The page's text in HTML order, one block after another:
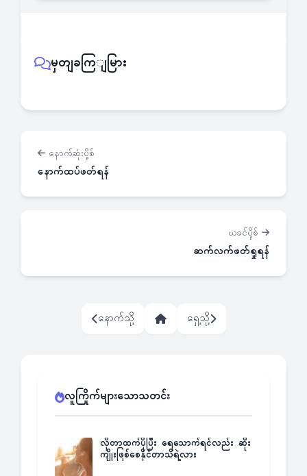
မှတျခကြျမြား
နောက်ဆုံးပို့စ်
နောက်ထပ်ဖတ်ရန်
ယခင်ပို့စ်
ဆက်လက်ဖတ်ရှုရန်
နောက်သို့ ရှေ့သို့
လူကြိုက်များသောသတင်း
လိုတာထက်ပိုပြီး ရေသောက်ရင်လည်း ဆိုး
ကျိုးဖြစ်စေနိုင်တာသိရဲ့လား